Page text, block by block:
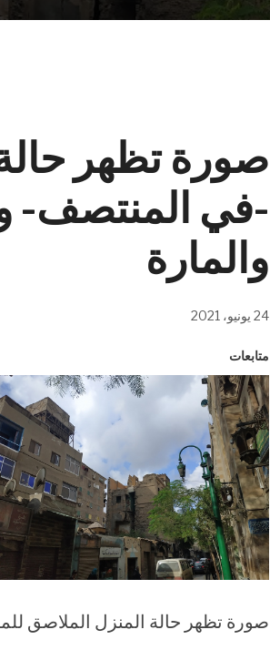
صورة تظهر
-في المنتصف-
والمارة
24 يونيو، 2021
متابعات
صورة تظهر حالة المنزل الملاصق